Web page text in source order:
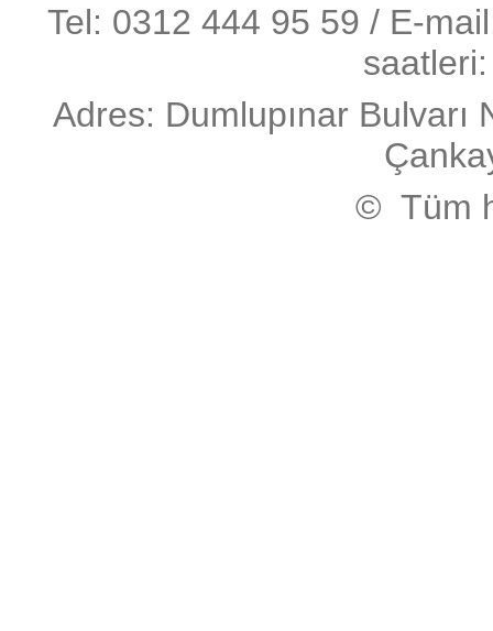
Tel: 0312 444 95 59 / E-
Adres: Dumlupınar
© Tüm